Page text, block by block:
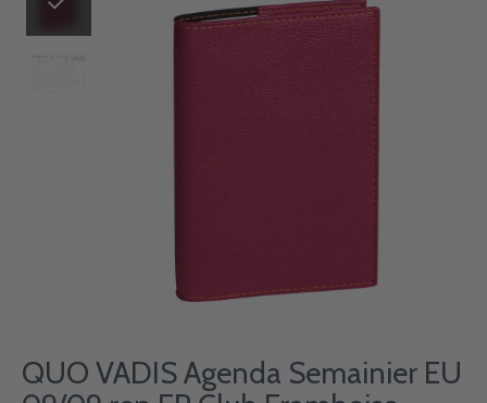
QUO VADIS Agenda Semainier EU